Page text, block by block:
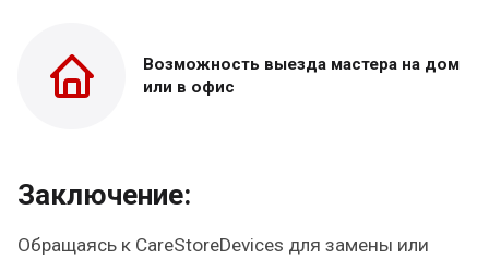
Возможность выезда мастера на дом
или в офис
Заключение:
Обращаясь к CareStoreDevices для замены или